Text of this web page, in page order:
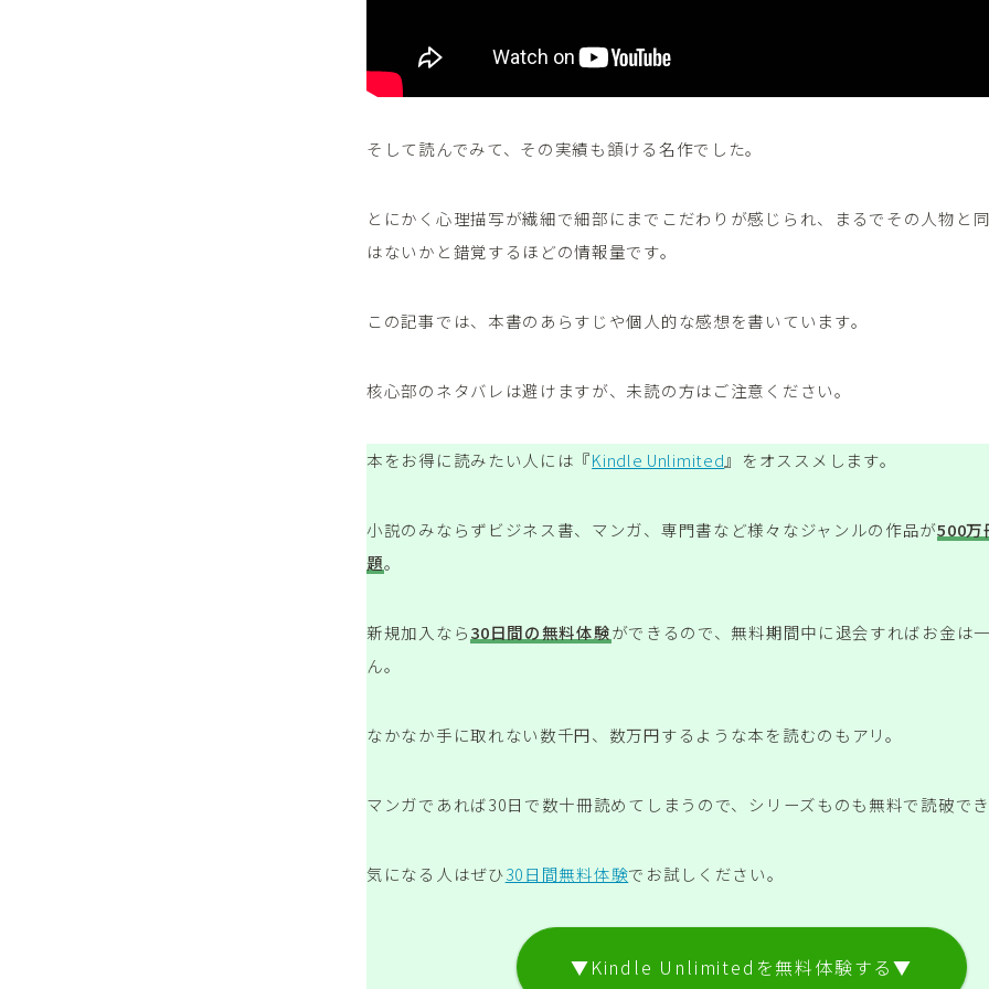
そして読んでみて、その実績も頷ける名作でした。
とにかく心理描写が繊細で細部にまでこだわりが感じられ、まるでその人物と
はないかと錯覚するほどの情報量です。
この記事では、本書のあらすじや個人的な感想を書いています。
核心部のネタバレは避けますが、未読の方はご注意ください。
本をお得に読みたい人には『Kindle Unlimited』をオススメします。
小説のみならずビジネス書、マンガ、専門書など様々なジャンルの作品が500万
題。
新規加入なら30日間の無料体験ができるので、無料期間中に退会すればお金は
ん。
なかなか手に取れない数千円、数万円するような本を読むのもアリ。
マンガであれば30日で数十冊読めてしまうので、シリーズものも無料で読破でき
気になる人はぜひ30日間無料体験でお試しください。
▼Kindle Unlimitedを無料体験する▼